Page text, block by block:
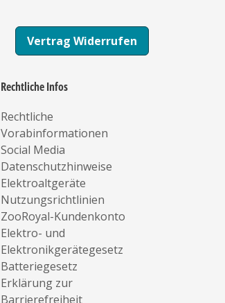
Vertrag Widerrufen
Rechtliche Infos
Rechtliche
Vorabinformationen
Social Media
Datenschutzhinweise
Elektroaltgeräte
Nutzungsrichtlinien
ZooRoyal-Kundenkonto
Elektro- und
Elektronikgerätegesetz
Batteriegesetz
Erklärung zur
Barrierefreiheit